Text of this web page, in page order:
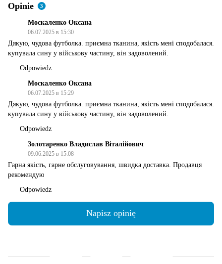
Opinie 3
Москаленко Оксана
06.07.2025 в 15:30
Дякую, чудова футболка. приємна тканина, якість мені сподобалася.
купувала сину у військову частину, він задоволений.
Odpowiedz
Москаленко Оксана
06.07.2025 в 15:29
Дякую, чудова футболка. приємна тканина, якість мені сподобалася.
купувала сину у військову частину, він задоволений.
Odpowiedz
Золотаренко Владислав Віталійович
09.06.2025 в 15:08
Гарна якість, гарне обслуговування, швидка доставка. Продавця
рекомендую
Odpowiedz
Napisz opinię